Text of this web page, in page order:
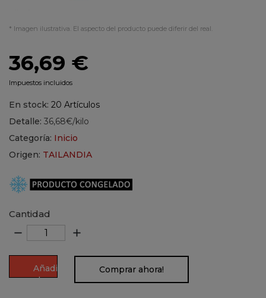
* Imagen ilustrativa. El aspecto del producto puede diferir del real.
36,69 €
Impuestos incluidos
En stock: 20 Artículos
Detalle: 36,68€/kilo
Categoría: Inicio
Origen: TAILANDIA
Cantidad
remove add
Añadir
al
Comprar ahora!